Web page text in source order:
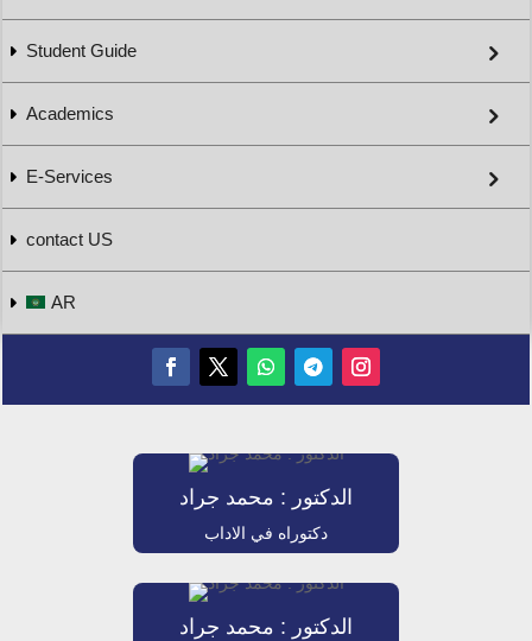
Student Guide
Academics
E-Services
contact US
AR
الدكتور : محمد جراد
دكتوراه في الاداب
الدكتور : محمد جراد